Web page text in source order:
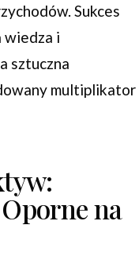
Sukces
wiedza i
sztuczna
multiplikator
na